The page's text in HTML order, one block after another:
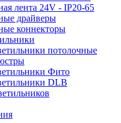
лента 24V - IP20-65
драйверы
коннекторы
потолочные
Фито
DLB